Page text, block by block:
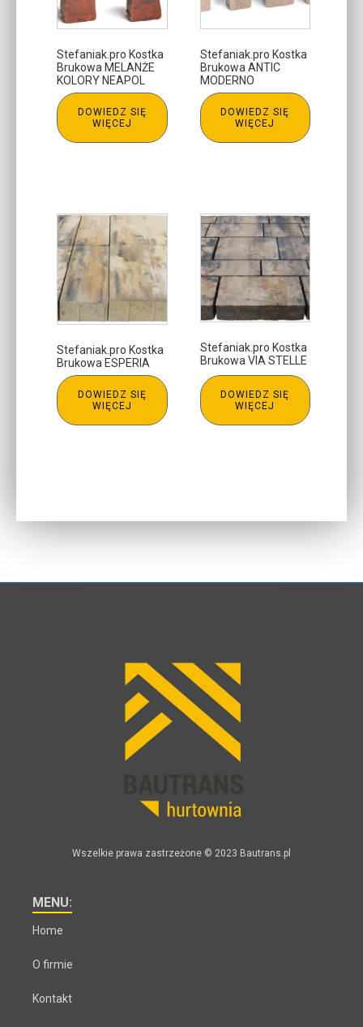
Stefaniak.pro Kostka
Brukowa MELANŻE
KOLORY NEAPOL
DOWIEDZ SIĘ
WIĘCEJ
Stefaniak.pro Kostka
Brukowa ANTIC
MODERNO
DOWIEDZ SIĘ
WIĘCEJ
Stefaniak.pro Kostka
Brukowa ESPERIA
DOWIEDZ SIĘ
WIĘCEJ
Stefaniak.pro Kostka
Brukowa VIA STELLE
DOWIEDZ SIĘ
WIĘCEJ
Wszelkie prawa zastrzeżone © 2023 Bautrans.pl
MENU:
Home
O firmie
Kontakt